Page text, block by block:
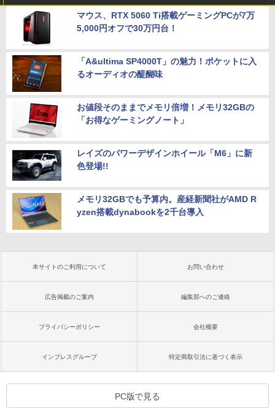
マウス、RTX 5060 Ti搭載ゲーミングPCが7万
5,000円オフで30万円台！
「A&ultima SP4000T」の魅力！ポケットに入
るオーディオの醍醐味
お値段そのままでメモリ倍増！メモリ32GBの
「お得なゲーミングノート」
レイズのパワーデザインホイール「M6」に新
色登場!!
メモリ32GBでも予算内。産経新聞社がAMD R
yzen搭載dynabookを2千台導入
本サイトのご利用について お問い合わせ
広告掲載のご案内 編集部へのご連絡
プライバシーポリシー 会社概要
インプレスグループ 特定商取引法に基づく表示
PC版で見る